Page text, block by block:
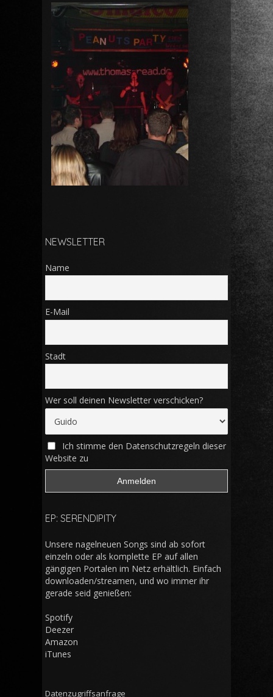
NEWSLETTER
Name
E-Mail
Stadt
Wer soll deinen Newsletter verschicken?
Ich stimme den Datenschutzregeln dieser
Website zu
EP: SERENDIPITY
Unsere nagelneuen Songs sind ab sofort
einzeln oder als komplette EP auf allen
gängigen Portalen im Netz erhältlich. Einfach
downloaden/streamen, und wo immer ihr
gerade seid genießen:
Spotify
Deezer
Amazon
iTunes
Datenzugriffsanfrage